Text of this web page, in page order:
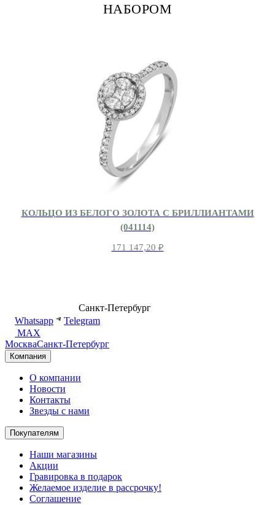
НАБОРОМ
КОЛЬЦО ИЗ БЕЛОГО ЗОЛОТА С БРИЛЛИАНТАМИ
(041114)
171 147,20 ₽
Санкт-Петербург
Whatsapp
Telegram
MAX
МоскваСанкт-Петербург
Компания
О компании
Новости
Контакты
Звезды с нами
Покупателям
Наши магазины
Акции
Гравировка в подарок
Желаемое изделие в рассрочку!
Соглашение